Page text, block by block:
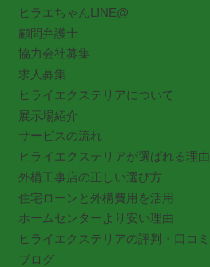
ヒラエちゃんLINE@
顧問弁護士
協力会社募集
求人募集
ヒライエクステリアについて
展示場紹介
サービスの流れ
ヒライエクステリアが選ばれる理由
外構工事店の正しい選び方
住宅ローンと外構費用を活用
ホームセンターより安い理由
ヒライエクステリアの評判・口コミ
ブログ